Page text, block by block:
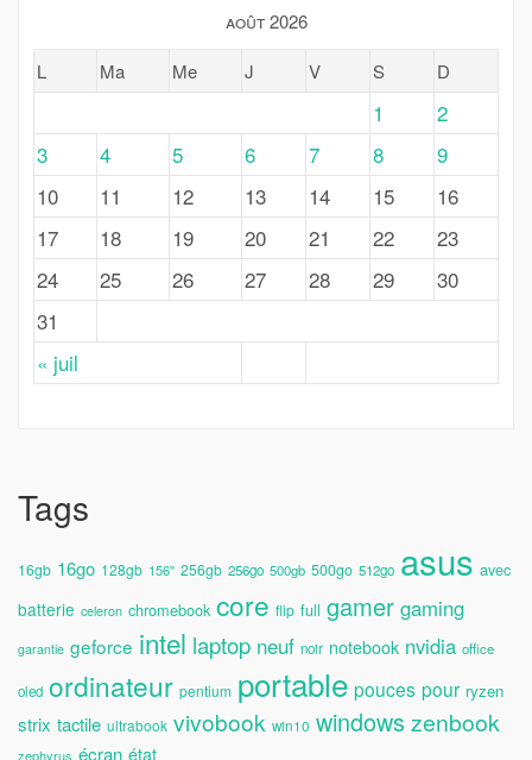
août 2026
L
Ma Me J V S D
« juil
1
2
3
4 5 6 7 8
9
10
11 12 13 14 15
16
17
18 19 20 21 22
23
24
25 26 27 28 29
30
31
Tags
16gb 16go 128gb 156'' 256gb 256go 500gb 500go 512go asus avec
batterie celeron chromebook core flip full gamer gaming
garantie geforce intel laptop neuf noir notebook nvidia office
oled ordinateur pentium portable pouces pour ryzen
strix tactile ultrabook vivobook win10 windows zenbook
zephyrus écran état